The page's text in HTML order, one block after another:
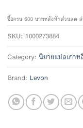
ซื้อครบ 600 บาทหลังหักส่วนลด
SKU: 1000273884
Category: นิยายแปลเกาห
Brand: Levon